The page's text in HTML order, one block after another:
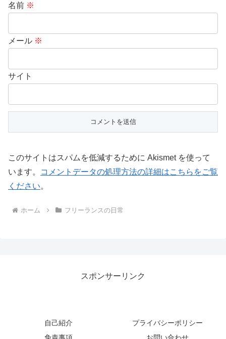
名前 ※
メール ※
サイト
このサイトはスパムを低減するために Akismet を使って
います。
コメントデータの処理方法の詳細はこちらをご覧
ください。
ホーム フリーランスの日常
スポンサーリンク
自己紹介
プライバシーポリシー